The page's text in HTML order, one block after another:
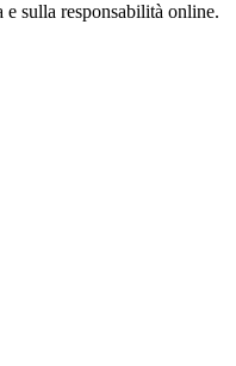
sulla responsabilità online.